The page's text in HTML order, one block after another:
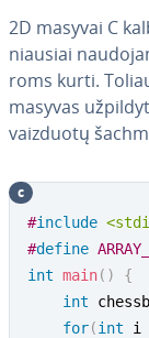
2D masyvai C
niau­siai
roms kurti.
masyvas
vaiz­duo­tų
#include
#define
int main( )
{
int
for(int i
c